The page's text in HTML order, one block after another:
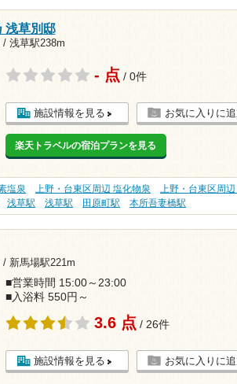
浅草別邸
/ 浅草駅238m
- 点 / 0件
施設情報を見る お気に入りに
楽天トラベルの宿泊プランを見る
塩泉 上野・台東区周辺 塩化物泉
上野・台東区周辺
浅草駅 浅草駅 田原町駅 本所吾妻橋駅
/ 新馬場駅221m
■営業時間 15:00～23:00
■入浴料 550円～
3.6 点 / 26件
施設情報を見る お気に入りに